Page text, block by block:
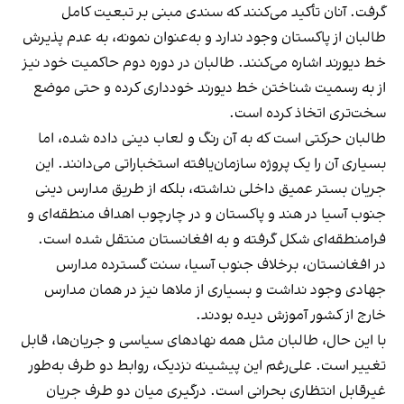
گرفت. آنان تأکید می‌کنند که سندی مبنی بر تبعیت کامل
طالبان از پاکستان وجود ندارد و به‌عنوان نمونه، به عدم پذیرش
خط دیورند اشاره می‌کنند. طالبان در دوره دوم حاکمیت خود نیز
از به رسمیت شناختن خط دیورند خودداری کرده و حتی موضع
سخت‌تری اتخاذ کرده است.
طالبان حرکتی است که به آن رنگ و لعاب دینی داده شده، اما
بسیاری آن را یک پروژه سازمان‌یافته استخباراتی می‌دانند. این
جریان بستر عمیق داخلی نداشته، بلکه از طریق مدارس دینی
جنوب آسیا در هند و پاکستان و در چارچوب اهداف منطقه‌ای و
فرامنطقه‌ای شکل گرفته و به افغانستان منتقل شده است.
در افغانستان، برخلاف جنوب آسیا، سنت گسترده مدارس
جهادی وجود نداشت و بسیاری از ملاها نیز در همان مدارس
خارج از کشور آموزش دیده بودند.
با این حال، طالبان مثل همه نهادهای سیاسی و جریان‌ها، قابل
تغییر است. علی‌رغم این پیشینه نزدیک، روابط دو طرف به‌طور
غیرقابل انتظاری بحرانی است. درگیری میان دو طرف جریان